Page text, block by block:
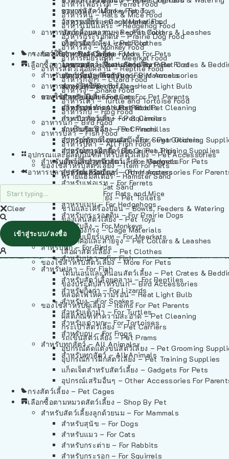
อาหารเฟอร์เร็ต – Ferret Food
อาหารหนู – Rats & Mice Food
อาหารเม่นแคระ – Hedgehog Food
อาหารกระรอกดิน – Prairie Dog Food
อาหารลิง – Monkey Food
อาหารเมียร์แคท – Meerkat Food
อาหารสัตว์เลี้อยคลาน – Reptile Food
อาหารกิ้งก่า – Lizard Food
อาหารงู – Snake Food
อาหารเต่า – Turtle and Tortoise Food
อาหารกบ – Frog Food
อาหารนก – Bird Food
อาหารปลา – Fish Food
อาหารปลา – All Fish Food
อุปกรณและผลิตภัณฑ์สำหรับสัตว์เลี้ยง – Pet Accessories
ของใช้สำหรับสัตว์เลี้ยง – Item For Pets
ทรายแฮมสเตอร์ – Hamster Sand
ทรายแมว – Cat Sand
ห้องน้ำสัตว์เลี้ยง – Pet Toilets
ชามและเครื่องป้อน – Bowls, Feeders & Watering
ของเล่นสัตว์เลี้ยง – Pet Toys
วัสดุรองกรง – Cage Materials
ปลอกคอและสายจูง – Pet Collars & Leashes
เสื้อผ้าสัตว์เลี้ยง – Pet Clothes
ของใช้สำหรับสัตว์เลี้ยง – More For Pets
โดมนอนและที่นอนสัตว์เลี้ยง – Pet Crates &
ของประดับสำหรับนก – Bird Accessories
หลอดไฟให้ความร้อน – Heat Light Bulb
ของใช้สำหรับผู้เลี้ยง – Items For Pet Parents
ผลิตภัณฑ์ทำความสะอาด – Pet Cleaning
กระเป๋าสัตว์เลี้ยง – Pet Carriers
รถเข็นสัตว์เลี้ยง – Pet Prams
อุปกรณ์ตัดแต่งขนสัตว์เลี้ยง – Pet Grooming
อุปกรณ์การฝึกสัตว์เลี้ยง – Pet Training Supplies
แก็ดเจ็ตสำหรับสัตว์เลี้ยง – Gadgets For Pets
อุปกรณ์เสริมอื่นๆ – Other Accessories For
กรงสัตว์เลี้ยง – Pet Cages
เลือกซื้อตามหมวดสัตว์เลี้ยง – Shop By Pet
สำหรับสัตว์เลี้ยงลูกด้วยนม – For Mammals
สำหรับสุนัข – For Dogs
สำหรับแมว – For Cats
สำหรับกระต่าย – For Rabbits
สำหรับกระรอก – For Squirrels
อาหารลิง – Monkey Food
อาหารเมียร์แคท – Meerkat Food
อาหารสัตว์เลี้อยคลาน – Reptile Food
อาหารกิ้งก่า – Lizard Food
อาหารงู – Snake Food
อาหารเต่า – Turtle and Tortoise Food
อาหารกบ – Frog Food
อาหารนก – Bird Food
อาหารปลา – Fish Food
อาหารปลา – All Fish Food
ของเล่นสัตว์เลี้ยง – Pet Toys
วัสดุรองกรง – Cage Materials
ปลอกคอและสายจูง – Pet Collars & Leashes
เสื้อผ้าสัตว์เลี้ยง – Pet Clothes
ของใช้สำหรับสัตว์เลี้ยง – More For Pets
โดมนอนและที่นอนสัตว์เลี้ยง – Pet Crates &
ของประดับสำหรับนก – Bird Accessories
หลอดไฟให้ความร้อน – Heat Light Bulb
ของใช้สำหรับผู้เลี้ยง – Items For Pet Parents
ผลิตภัณฑ์ทำความสะอาด – Pet Cleaning
กระเป๋าสัตว์เลี้ยง – Pet Carriers
รถเข็นสัตว์เลี้ยง – Pet Prams
อุปกรณ์ตัดแต่งขนสัตว์เลี้ยง – Pet Grooming
อุปกรณ์การฝึกสัตว์เลี้ยง – Pet Training Supplies
แก็ดเจ็ตสำหรับสัตว์เลี้ยง – Gadgets For Pets
อุปกรณ์เสริมอื่นๆ – Other Accessories For
กรงสัตว์เลี้ยง – Pet Cages
เลือกซื้อตามหมวดสัตว์เลี้ยง – Shop By Pet
สำหรับสัตว์เลี้ยงลูกด้วยนม – For Mammals
สำหรับสุนัข – For Dogs
สำหรับแมว – For Cats
สำหรับกระต่าย – For Rabbits
สำหรับกระรอก – For Squirrels
สำหรับชินชิล่า – For Chinchillas
สำหรับชูการ์ไกลเดอร์ – For Sugar Gliders
สำหรับหนูแกสบี้ – For Guinea Pigs
สำหรับสัตว์เลี้ยงลูกด้วยนม – For Mammals
สำหรับแฮมสเตอร์ – For Hamsters
สำหรับเฟอเรท – For Ferrets
สำหรับหนู – For Rats and Mice
สำหรับเม่น – For Hedgehogs
สำหรับกระรอกดิน – For Prairie Dogs
สำหรับลิง – For Monkeys
สำหรับเมียร์แคท – For Meerkats
สำหรับนก – For Birds
สำหรับปลา – For Fish
สำหรับปลา – For Fish
สำหรับสัตว์เลื้อยคลาน – For Reptiles
สำหรับกิ้งก่า – For Lizards
สำหรับงู – For Snakes
สำหรับเต่าน้ำ – For Turtles
สำหรับเต่าบก – For Tortoises
สำหรับกบ – For Frogs
สำหรับทุกสัตว์ – All Animals
สำหรับทุกสัตว์ – All Animals
อาหารปลา – Fish Food
Clear
เข้าสู่ระบบ/ลงชื่อ